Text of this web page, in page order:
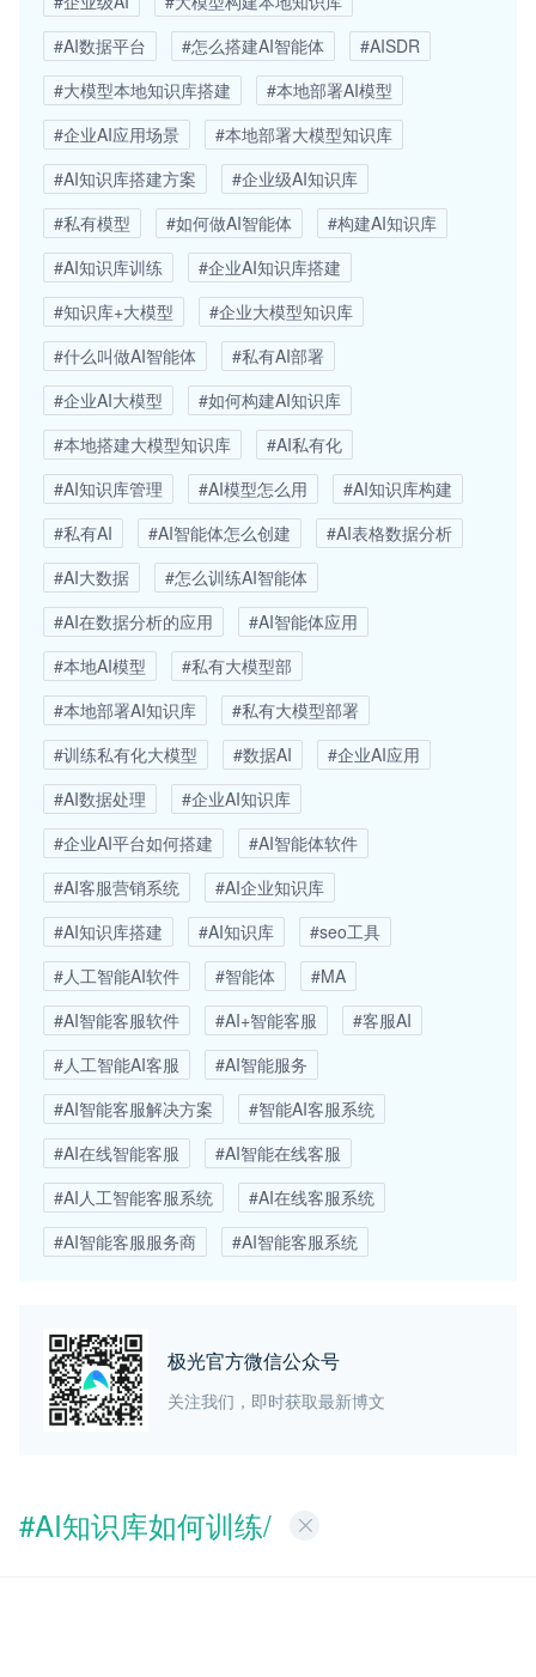
#AI知识库如何训练/
#AI数据平台
#怎么搭建AI智能体
#AISDR
#大模型本地知识库搭建
#本地部署AI模型
#企业AI应用场景
#本地部署大模型知识库
#AI知识库搭建方案
#企业级AI知识库
#私有模型
#如何做AI智能体
#构建AI知识库
#AI知识库训练
#企业AI知识库搭建
#知识库+大模型
#企业大模型知识库
#什么叫做AI智能体
#私有AI部署
#企业AI大模型
#如何构建AI知识库
#本地搭建大模型知识库
#AI私有化
#AI知识库管理
#AI模型怎么用
#AI知识库构建
#私有AI
#AI智能体怎么创建
#AI表格数据分析
#AI大数据
#怎么训练AI智能体
#AI在数据分析的应用
#AI智能体应用
#本地AI模型
#私有大模型部
#本地部署AI知识库
#私有大模型部署
#训练私有化大模型
#数据AI
#企业AI应用
#AI数据处理
#企业AI知识库
#企业AI平台如何搭建
#AI智能体软件
#AI客服营销系统
#AI企业知识库
#AI知识库搭建
#AI知识库
#seo工具
#人工智能AI软件
#智能体
#MA
#AI智能客服软件
#AI+智能客服
#客服AI
#人工智能AI客服
#AI智能服务
#AI智能客服解决方案
#智能AI客服系统
#AI在线智能客服
#AI智能在线客服
#AI人工智能客服系统
#AI在线客服系统
#AI智能客服服务商
#AI智能客服系统
极光官方微信公众号
关注我们，即时获取最新博文